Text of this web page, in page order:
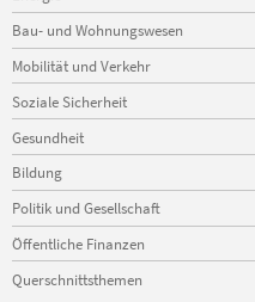
Bau- und Wohnungswesen
Mobilität und Verkehr
Soziale Sicherheit
Gesundheit
Bildung
Politik und Gesellschaft
Öffentliche Finanzen
Querschnittsthemen